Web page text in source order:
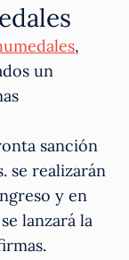
,
un
sanción
se realizarán
y en
lanzará la